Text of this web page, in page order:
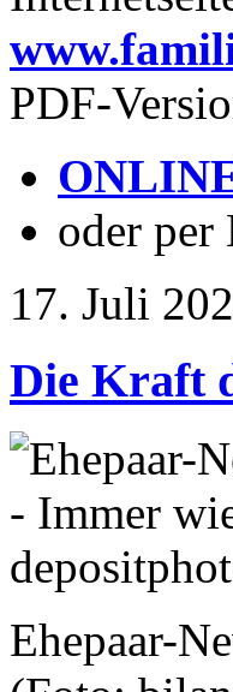
PDF-
oder per
17. Juli
Die Kraft
Ehepaar-